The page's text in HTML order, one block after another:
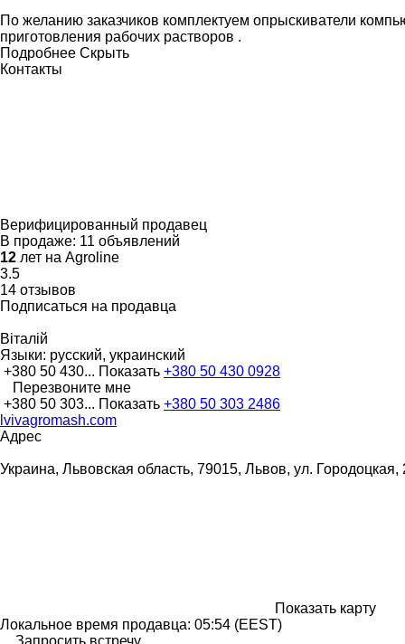
По желанию заказчиков комплектуем опрыскиватели
приготовления рабочих растворов .
Подробнее Скрыть
Контакты
Верифицированный продавец
В продаже: 11 объявлений
12 лет на Agroline
3.5
14 отзывов
Подписаться на продавца
Віталій
Языки: русский, украинский
+380 50 430... Показать +380 50 430 0928
Перезвоните мне
+380 50 303... Показать +380 50 303 2486
lvivagromash.com
Адрес
Украина, Львовская область, 79015, Львов, ул. Городоцкая,
Показать карту
Локальное время продавца: 05:54 (EEST)
Запросить встречу